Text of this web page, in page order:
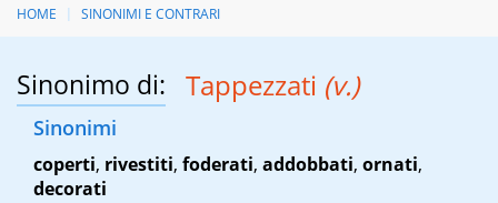
HOME SINONIMI E CONTRARI
Sinonimo di: Tappezzati (v.)
Sinonimi
coperti, rivestiti, foderati, addobbati, ornati,
decorati